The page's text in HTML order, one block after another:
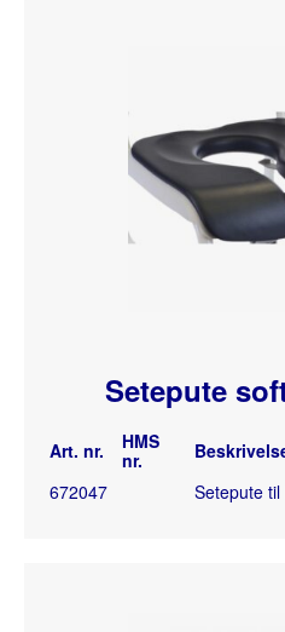
Setepute
Art. nr.
HMS
nr.
672047
Setepute til